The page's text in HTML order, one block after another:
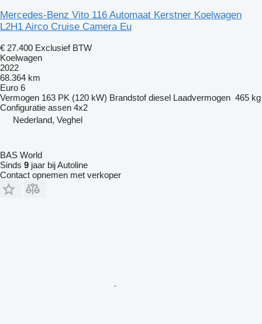
Mercedes-Benz Vito 116 Automaat Kerstner Koelwagen
L2H1 Airco Cruise Camera Eu
€ 27.400 Exclusief BTW
Koelwagen
2022
68.364 km
Euro 6
Vermogen 163 PK (120 kW) Brandstof diesel Laadvermogen 465 kg
Configuratie assen 4x2
Nederland, Veghel
BAS World
Sinds 9 jaar bij Autoline
Contact opnemen met verkoper